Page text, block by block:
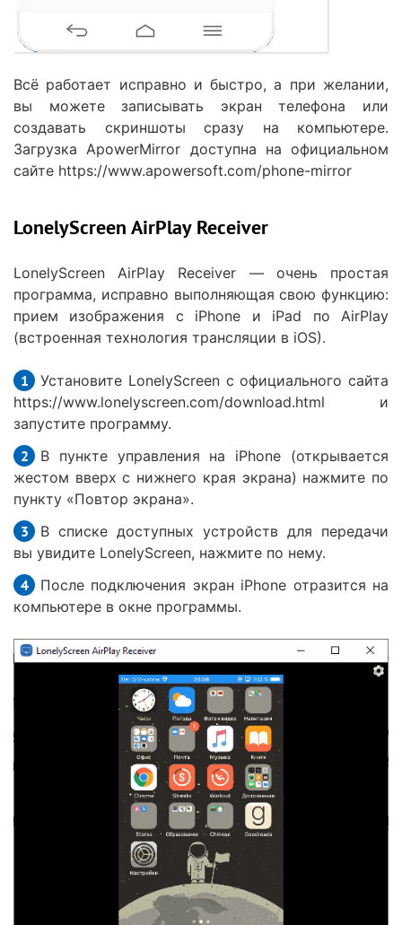
Всё работает исправно и быстро, а при желании,
вы можете записывать экран телефона или
создавать скриншоты сразу на компьютере.
Загрузка ApowerMirror доступна на официальном
сайте https://www.apowersoft.com/phone-mirror
LonelyScreen AirPlay Receiver
LonelyScreen AirPlay Receiver — очень простая
программа, исправно выполняющая свою функцию:
прием изображения с iPhone и iPad по AirPlay
(встроенная технология трансляции в iOS).
Установите LonelyScreen с официального сайта
https://www.lonelyscreen.com/download.html и
запустите программу.
В пункте управления на iPhone (открывается
жестом вверх с нижнего края экрана) нажмите по
пункту «Повтор экрана».
В списке доступных устройств для передачи
вы увидите LonelyScreen, нажмите по нему.
После подключения экран iPhone отразится на
компьютере в окне программы.